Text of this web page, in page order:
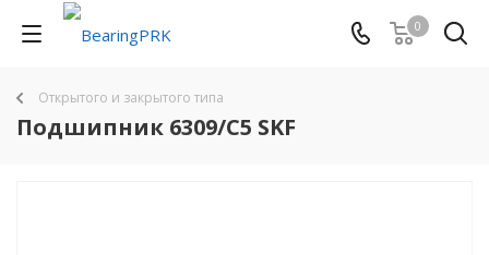
0
Открытого и закрытого типа
Подшипник 6309/C5 SKF